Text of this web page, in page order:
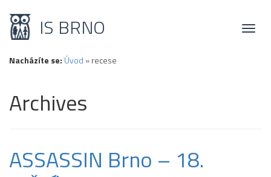
Toggle
IS BRNO
Nacházíte se: Úvod »recese
Archives
ASSASSIN Brno – 18.